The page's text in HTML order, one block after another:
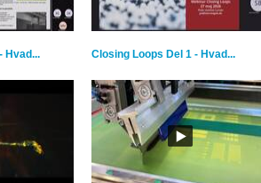
Hvad... Closing Loops Del 1 - Hvad...